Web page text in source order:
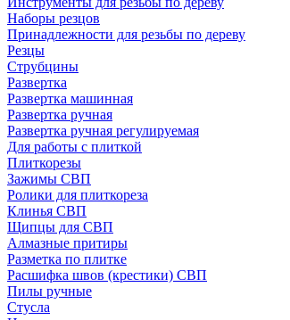
Наборы резцов
Принадлежности для резьбы по дереву
Резцы
Струбцины
Развертка
Развертка машинная
Развертка ручная
Развертка ручная регулируемая
Для работы с плиткой
Плиткорезы
Зажимы СВП
Ролики для плиткореза
Клинья СВП
Щипцы для СВП
Алмазные притиры
Разметка по плитке
Расшифка швов (крестики) СВП
Пилы ручные
Стусла